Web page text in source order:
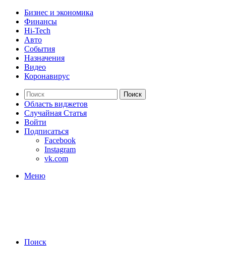
Бизнес и экономика
Финансы
Hi-Tech
Авто
События
Назначения
Видео
Коронавирус
Поиск
Область виджетов
Случайная Статья
Войти
Подписаться
Facebook
Instagram
vk.com
Меню
Поиск